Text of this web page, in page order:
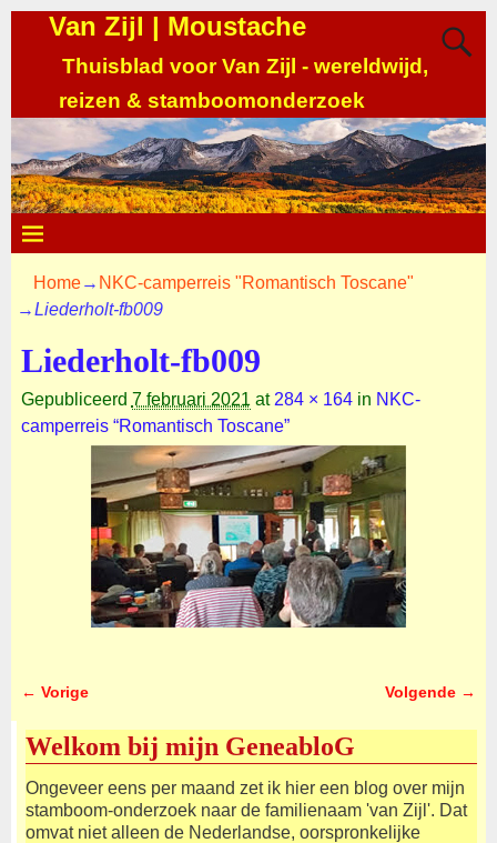
Van Zijl | Moustache
Thuisblad voor Van Zijl - wereldwijd,
reizen & stamboomonderzoek
Home→ NKC-camperreis "Romantisch Toscane"
→Liederholt-fb009
Liederholt-fb009
Gepubliceerd 7 februari 2021 at 284 × 164in NKC-
camperreis “Romantisch Toscane”
← Vorige Volgende →
Welkom bij mijn GeneabloG
Ongeveer eens per maand zet ik hier een blog over mijn
stamboom-onderzoek naar de familienaam 'van Zijl'. Dat
omvat niet alleen de Nederlandse, oorspronkelijke